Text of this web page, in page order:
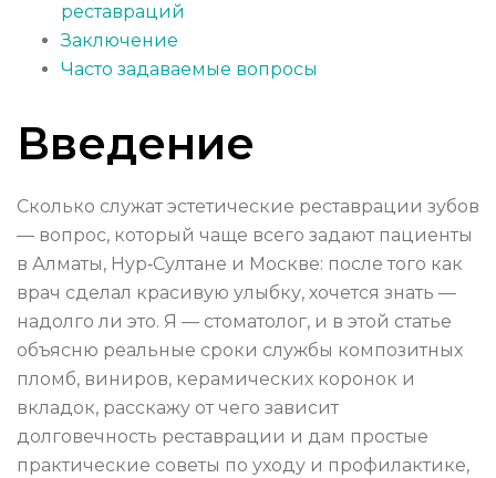
реставраций
Заключение
Часто задаваемые вопросы
Введение
Сколько служат эстетические реставрации зубов
— вопрос, который чаще всего задают пациенты
в Алматы, Нур‑Султане и Москве: после того как
врач сделал красивую улыбку, хочется знать —
надолго ли это. Я — стоматолог, и в этой статье
объясню реальные сроки службы композитных
пломб, виниров, керамических коронок и
вкладок, расскажу от чего зависит
долговечность реставрации и дам простые
практические советы по уходу и профилактике,